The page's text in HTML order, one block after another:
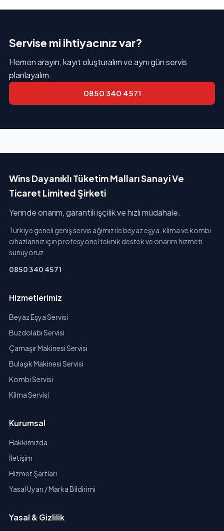
Servise mi ihtiyacınız var?
Hemen arayın, kayıt oluşturalım ve aynı gün servis
planlayalım.
0850 340 4571
Wins Dayanıklı Tüketim Malları Sanayi Ve
Ticaret Limited Şirketi
Yerinde onarım, garantili işçilik ve hızlı müdahale.
Türkiye geneli geniş servis ağımız ile beyaz eşya, klima ve kombi
cihazlarınız için profesyonel teknik destek ve onarım hizmeti
sunuyoruz.
0850 340 4571
Hizmetlerimiz
Beyaz Eşya Servisi
Buzdolabı Servisi
Çamaşır Makinesi Servisi
Bulaşık Makinesi Servisi
Kombi Servisi
Klima Servisi
Kurumsal
Hakkımızda
İletişim
Hizmet Şartları
Yasal Uyarı / Marka Bildirimi
Yasal & Gizlilik